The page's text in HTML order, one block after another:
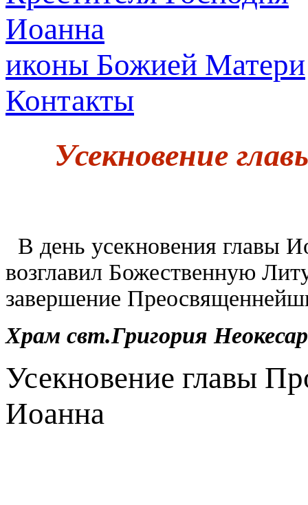
иконы Божией Матери
Контакты
Усекновение
В день усекновения главы
возглавил Божественную
завершение
Храм свт.Григория
Усекновение главы
Иоанна